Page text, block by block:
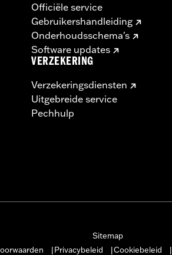
Officiële service
Gebruikershandleiding
Onderhoudsschema's
Software updates
VERZEKERING
Verzekeringsdiensten
Uitgebreide service
Pechhulp
Sitemap
Privacybeleid Cookiebeleid